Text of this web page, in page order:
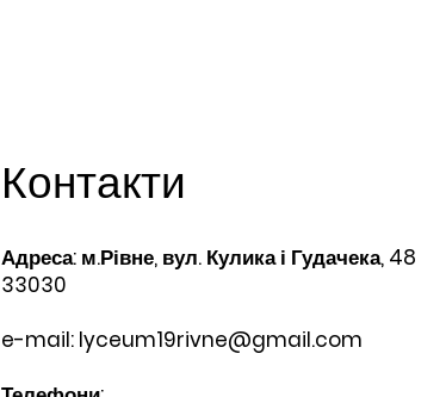
Контакти
Адреса: м.Рівне, вул. Кулика і Гудачека, 48
33030
e-mail: lyceum19rivne@gmail.com